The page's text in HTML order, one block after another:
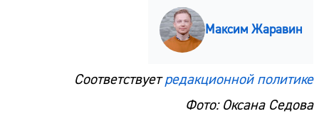
Максим Жаравин
Соответствуетредакционной политике
Фото: Оксана Седова